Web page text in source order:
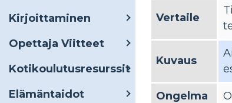
Kirjoittaminen
Opettaja Viitteet
Kotikoulutusresurssit
Elämäntaidot
Vertaile
Kuvaus
Ongelma